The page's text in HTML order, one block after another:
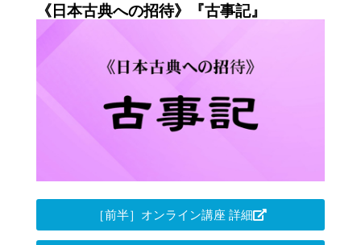
《日本古典への招待》『古事記』
［前半］オンライン講座 詳細